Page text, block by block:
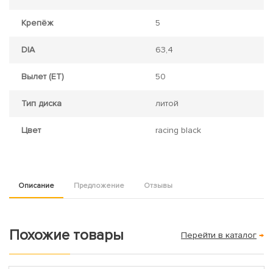
Крепёж 5
DIA 63,4
Вылет (ET) 50
Тип диска литой
Цвет racing black
Описание Предложение Отзывы
Похожие товары Перейти в каталог →